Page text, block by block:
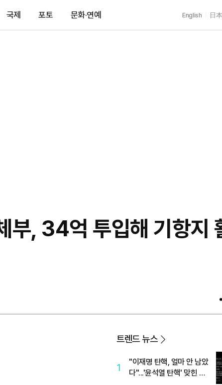
국제 포토 문화·연예 English 日
, 34억 투입해 기항지
트렌드 뉴스
1
"이재명 탄핵, 얼마 안 남았
다"...'윤석열 탄핵' 맞힌 무